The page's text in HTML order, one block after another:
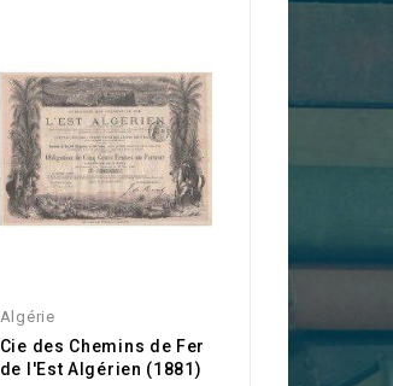
Algérie
Cie des Chemins de Fer
de l'Est Algérien (1881)